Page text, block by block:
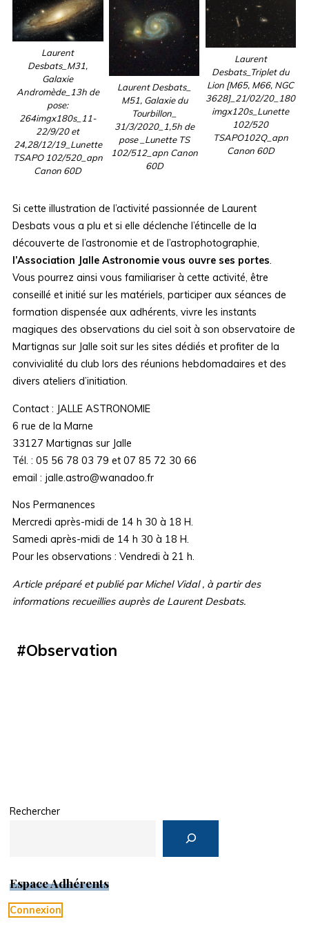
Laurent
Desbats_M31,
Galaxie
Andromède_13h de
pose:
264imgx180s_11-
22/9/20 et
24,28/12/19_Lunette
TSAPO 102/520_apn
Canon 60D
Laurent Desbats_
M51, Galaxie du
Tourbillon_
31/3/2020_1,5h de
pose _Lunette TS
102/512_apn Canon
60D
Laurent
Desbats_Triplet du
Lion [M65, M66, NGC
3628]_21/02/20_180
imgx120s_Lunette
102/520
TSAPO102Q_apn
Canon 60D
Si cette illustration de l’activité passionnée de Laurent
Desbats vous a plu et si elle déclenche l’étincelle de la
découverte de l’astronomie et de l’astrophotographie,
l’Association Jalle Astronomie vous ouvre ses portes.
Vous pourrez ainsi vous familiariser à cette activité, être
conseillé et initié sur les matériels, participer aux séances de
formation dispensée aux adhérents, vivre les instants
magiques des observations du ciel soit à son observatoire de
Martignas sur Jalle soit sur les sites dédiés et profiter de la
convivialité du club lors des réunions hebdomadaires et des
divers ateliers d’initiation.
Contact : JALLE ASTRONOMIE
6 rue de la Marne
33127 Martignas sur Jalle
Tél. : 05 56 78 03 79 et 07 85 72 30 66
email : jalle.astro@wanadoo.fr
Nos Permanences
Mercredi après-midi de 14 h 30 à 18 H.
Samedi après-midi de 14 h 30 à 18 H.
Pour les observations : Vendredi à 21 h.
Article préparé et publié par Michel Vidal , à partir des
informations recueillies auprès de Laurent Desbats.
#Observation
Rechercher
Espace Adhérents
Connexion